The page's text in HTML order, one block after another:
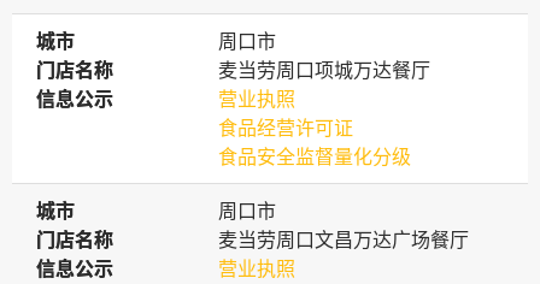
城市
城市
周口市
门店名称
门店名称
麦当劳周口项城万达餐厅
信息公示
信息公示
营业执照
食品经营许可证
食品安全监督量化分级
城市
城市
周口市
门店名称
门店名称
麦当劳周口文昌万达广场餐厅
信息公示
信息公示
营业执照